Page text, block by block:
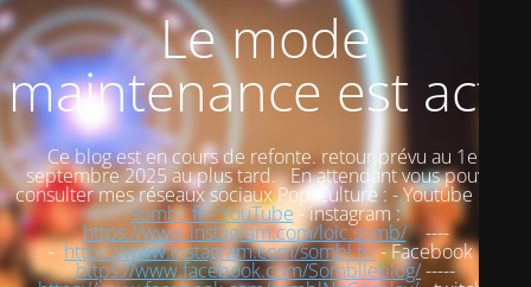
Le mode
maintenance est actif
Ce blog est en cours de refonte. retour prévu au 1er
septembre 2025 au plus tard. En attendant vous pouvez
consulter mes réseaux sociaux Pop-Culture : - Youtube :
sombl_fr - YouTube - instagram :
https://www.instagram.com/loic.somb/----
-https://www.instagram.com/sombl.fr/- Facebook :
https://www.facebook.com/Somblleblog/-----